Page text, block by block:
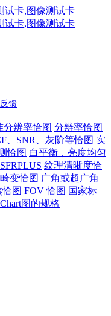
馈
分辨率恰图 分辨率恰图
、SNR、灰阶等恰图 实
恰图 白平衡，亮度均匀
SFRPLUS 纹理清晰度恰
畸变恰图 广角或超广角
图 FOV 恰图 国家标
图的规格